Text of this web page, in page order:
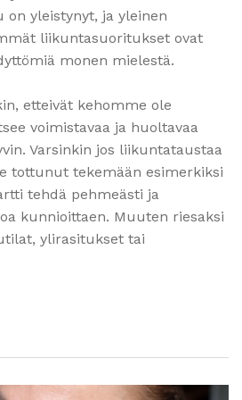
yleistynyt, ja yleinen
liikuntasuoritukset ovat
monen mielestä.
etteivät kehomme ole
voimistavaa ja huoltavaa
Varsinkin jos liikuntataustaa
tottunut tekemään esimerkiksi
tehdä pehmeästi ja
kunnioittaen. Muuten riesaksi
ylirasitukset tai